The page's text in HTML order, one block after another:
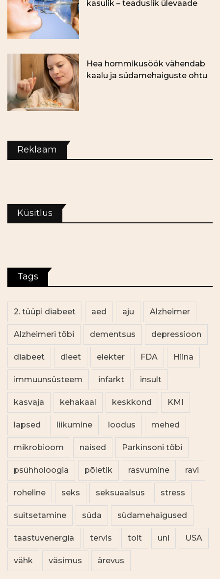
kasulik – teaduslik ülevaade
Hea hommikusöök vähendab
kaalu ja südamehaiguste ohtu
Reklaam
Küsitlus
Tags
2. tüüpi diabeet aed aju Alzheimer
Alzheimeri tõbi dementsus depressioon
diabeet dieet elekter FDA Hiina
immuunsüsteem infarkt insult
kasvaja kehakaal keskkond KMI
lapsed liikumine loodus mehed
mikrobioom naised Parkinsoni tõbi
psühholoogia põletik rasvumine ravi
roheline seks seksuaalsus stress
suitsetamine süda südamehaigused
taastuvenergia tervis toit uni USA
vähk väsimus ärevus